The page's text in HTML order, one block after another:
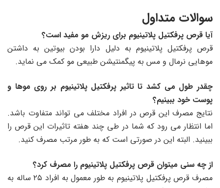
سوالات متداول
آیا قرص پرفکتیل پلاتینیوم برای ریزش مو مفید است؟
قرص پرفکتیل پلاتینیوم به دلیل دارا بودن بیوتین به داشتن
موهایی نرمال و مس به پیگمنتیشن طبیعی مو کمک می نماید.
چقدر طول می کشد تا تاثیر پرفکتیل پلاتینیوم بر روی موها و
پوست خود ببینیم؟
نتایج مصرف این قرص در افراد مختلف می تواند متفاوت باشد.
اما انتظار می رود که شما در طی چند هفته تاثیرات این قرص را
ببینید. البته این در صورتی است که به طور مرتب مصرف کنید.
از چه سنی میتوان قرص پرفکتیل پلاتینیوم را مصرف کرد؟
مصرف قرص پرفکتیل پلاتینیوم به طور معمول به افراد ۲۵ ساله به